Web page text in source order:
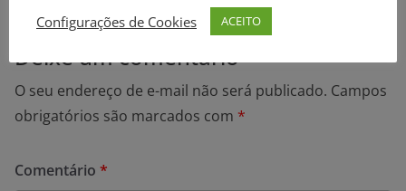
Deixe um comentário
O seu endereço de e-mail não será publicado. Campos
obrigatórios são marcados com *
Comentário *
Configurações de Cookies
ACEITO